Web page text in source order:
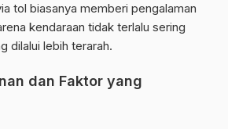
tol biasanya memberi pengalaman
kendaraan tidak terlalu sering
dilalui lebih terarah.
dan Faktor yang